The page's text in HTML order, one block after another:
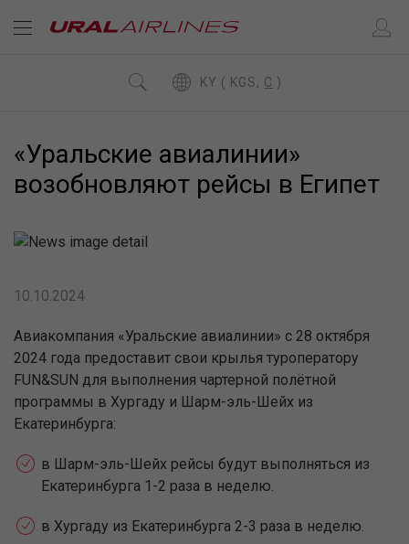
KY ( KGS, C )
«Уральские авиалинии»
возобновляют рейсы в Египет
10.10.2024
Авиакомпания «Уральские авиалинии» с 28 октября
2024 года предоставит свои крылья туроператору
FUN&SUN для выполнения чартерной полётной
программы в Хургаду и Шарм-эль-Шейх из
Екатеринбурга:
в Шарм-эль-Шейх рейсы будут выполняться из
Екатеринбурга 1-2 раза в неделю.
в Хургаду ­из Екатеринбурга 2-3 раза в неделю.